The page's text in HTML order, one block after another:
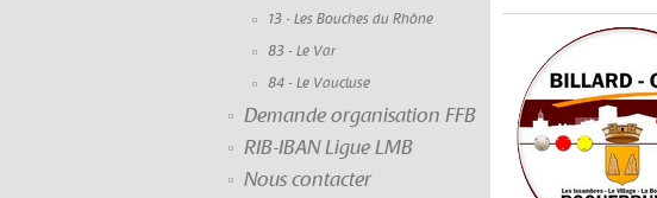
13 - Les Bouches du Rhône
83 - Le Var
84 - Le Vaucluse
Demande organisation FFB
RIB-IBAN Ligue LMB
Nous contacter